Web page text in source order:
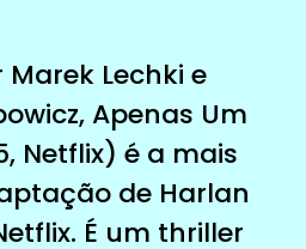
Lechki e
Apenas Um
Netflix) é a mais
de Harlan
É um thriller